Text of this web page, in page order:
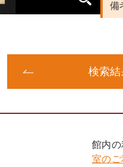
備
検索
館内
室の